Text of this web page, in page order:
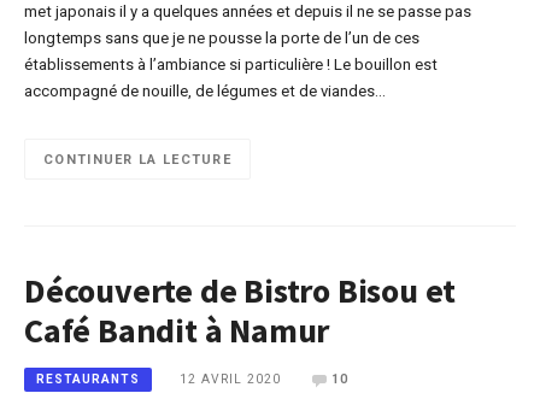
met japonais il y a quelques années et depuis il ne se passe pas
longtemps sans que je ne pousse la porte de l’un de ces
établissements à l’ambiance si particulière ! Le bouillon est
accompagné de nouille, de légumes et de viandes…
CONTINUER LA LECTURE
Découverte de Bistro Bisou et
Café Bandit à Namur
RESTAURANTS 12 AVRIL 2020 10